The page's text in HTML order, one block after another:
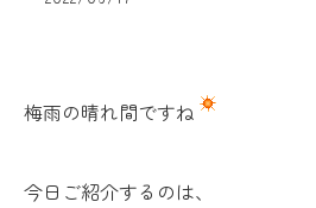
梅雨の晴れ間ですね
今日ご紹介するのは、